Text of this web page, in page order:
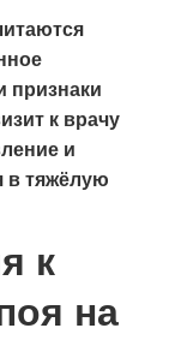
признаки
к врачу
и
в тяжёлую
к
на